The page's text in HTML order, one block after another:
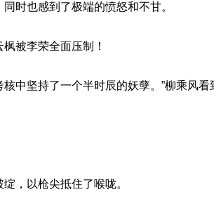
也感到了极端的愤怒和不甘。
李荣全面压制！
持了一个半时辰的妖孽。”柳乘风看
以枪尖抵住了喉咙。